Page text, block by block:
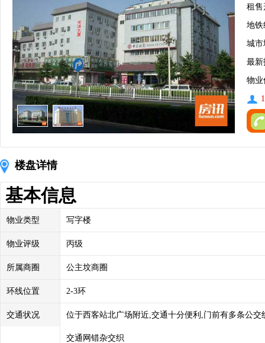
租售
地铁
城
最新
物业
楼盘详情
基本信息
物业类型 写字楼
物业评级 丙级
所属商圈 公主坟商圈
环线位置 2-3环
交通状况 位于西客站北广场附近,交通十分便利,门前有多条公
交通网错杂交织